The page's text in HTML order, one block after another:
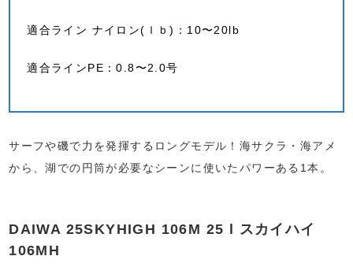
適合ライン ナイロン(ｌｂ)：10〜20lb
適合ラインPE：0.8〜2.0号
サーフや磯で力を発揮するロングモデル！海サクラ・海アメ
から、湖での円筒が必要なシーンに使いたパワーある1本。
DAIWA 25SKYHIGH 106M 25 l スカイハイ
106MH